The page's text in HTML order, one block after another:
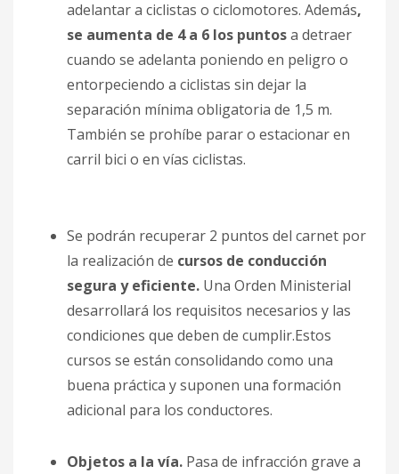
adelantar a ciclistas o ciclomotores. Además,
se aumenta de 4 a 6 los puntosa detraer
cuando se adelanta poniendo en peligro o
entorpeciendo a ciclistas sin dejar la
separación mínima obligatoria de 1,5 m.
También se prohíbe parar o estacionar en
carril bici o en vías ciclistas.
Se podrán recuperar 2 puntos del carnet por
la realización de cursos de conducción
segura y eficiente. Una Orden Ministerial
desarrollará los requisitos necesarios y las
condiciones que deben de cumplir.Estos
cursos se están consolidando como una
buena práctica y suponen una formación
adicional para los conductores.
Objetos a la vía. Pasa de infracción grave a